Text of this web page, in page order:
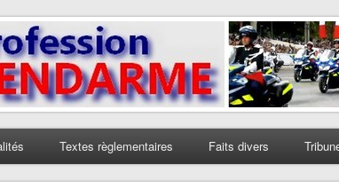
Gendarme
des gendarmes
Textes règlementaires Faits divers